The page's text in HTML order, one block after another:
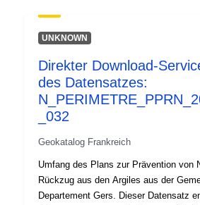
handelt sich um:- vorgeschriebener
Verjährungsverordnung eines PPR;-
PPR geregelten Bereich entspricht,
Bereich gilt als gemeinnützig;-
der der Hülle entspricht, in der die
untersucht wurden.
UNKNOWN
Direkter Download-
des Datensatzes:
_032
Geokatalog Frankreich
Umfang des Plans zur Prävention von
Rückzug aus den Argiles aus der
Departement Gers. Dieser Datensatz enthält die